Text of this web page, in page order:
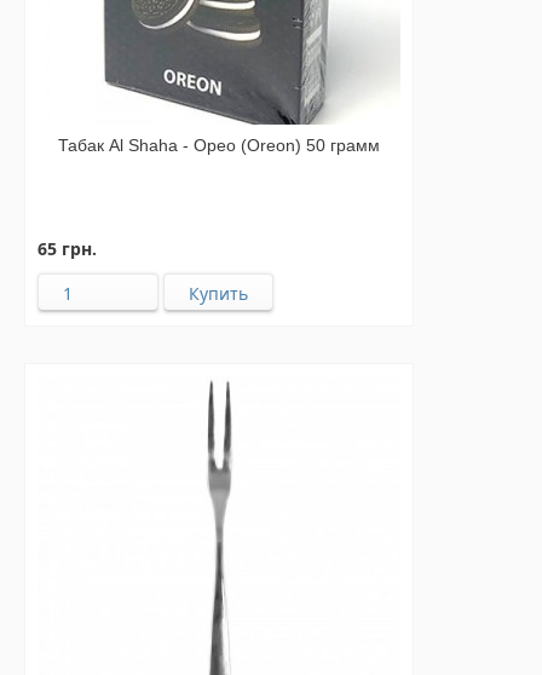
Табак Al Shaha - Орео (Oreon) 50 грамм
65 грн.